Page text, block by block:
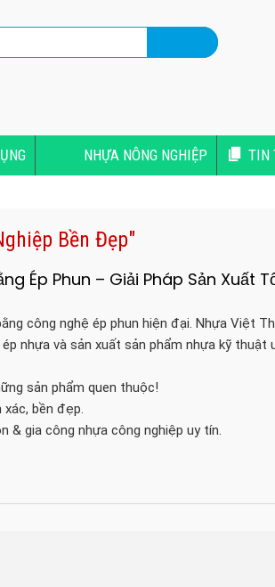
NHỰA NÔNG NGHIỆP TIN
Bền Đẹp"
Ép Phun – Giải Pháp Sản Xuất
công nghệ ép phun hiện đại. Nhựa Việt
nhựa và sản xuất sản phẩm nhựa kỹ thuật
sản phẩm quen thuộc!
xác, bền đẹp.
& gia công nhựa công nghiệp uy tín.